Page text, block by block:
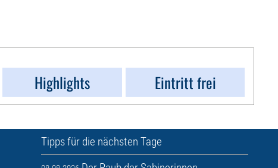
Highlights Eintritt frei
Tipps für die nächsten Tage